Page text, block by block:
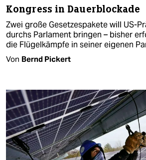
Kongress in Dauerblockade
Zwei große Gesetzespakete will US-
durchs Parlament bringen – bisher
die Flügelkämpfe in seiner eigenen
Von Bernd Pickert